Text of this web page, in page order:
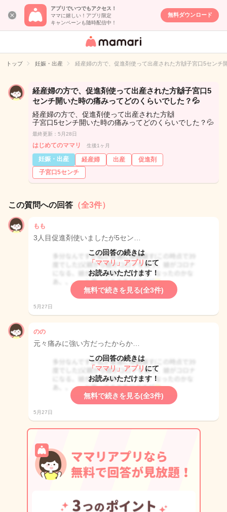
アプリでいつでもアクセス！
ママに嬉しい！アプリ限定
キャンペーンも随時配信中！
無料ダウンロード
女性専用匿名QA
イト
トップ 妊娠・出産 経産婦の方で、促進剤使って出産された方🙌子宮口5センチ
経産婦の方で、促進剤使って出産された方🙌子宮口5
センチ開いた時の痛みってどのくらいでした？💦
経産婦の方で、促進剤使って出産された方🙌
子宮口5センチ開いた時の痛みってどのくらいでした？💦
最終更新：5月28日
はじめてのママリ 生後1ヶ月
妊娠・出産 経産婦 出産
促進剤
子宮口5センチ
この質問への回答 （全3件）
もも
3人目促進剤使いましたが5セン…
この回答の続きは
「ママリ」アプリ にて
お読みいただけます！
無料で続きを見る(全3件)
5月27日
のの
元々痛みに強い方だったからか…
この回答の続きは
「ママリ」アプリ にて
お読みいただけます！
無料で続きを見る(全3件)
5月27日